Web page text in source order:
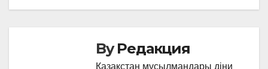
ByРедакция
Қазақстан мұсылмандары діни